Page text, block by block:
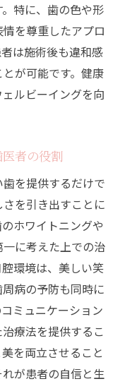
特に、歯の色や形
を尊重したアプロ
は施術後も違和感
が可能です。健康
ルビーイングを向
者の役割
を提供するだけで
を引き出すことに
ホワイトニングや
に考えた上での治
環境は、美しい笑
病の予防も同時に
ミュニケーション
療法を提供するこ
を両立させること
が患者の自信と生